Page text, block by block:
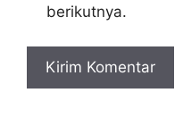
berikutnya.